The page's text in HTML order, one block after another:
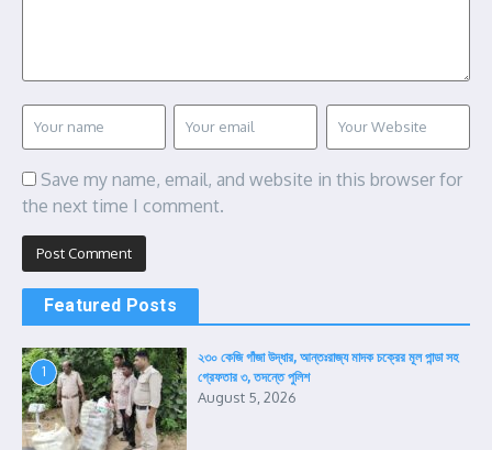
Save my name, email, and website in this browser for
the next time I comment.
Featured Posts
1
২৩০ কেজি গাঁজা উদ্ধার, আন্তঃরাজ্য মাদক চক্রের মূল পান্ডা সহ
গ্রেফতার ৩, তদন্তে পুলিশ
August 5, 2026